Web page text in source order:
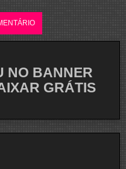
NO BANNER
GRÁTIS